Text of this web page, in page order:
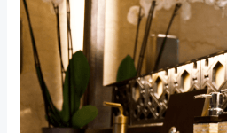
Badezimmer-
Accessoires:
Silber
oder
Gold